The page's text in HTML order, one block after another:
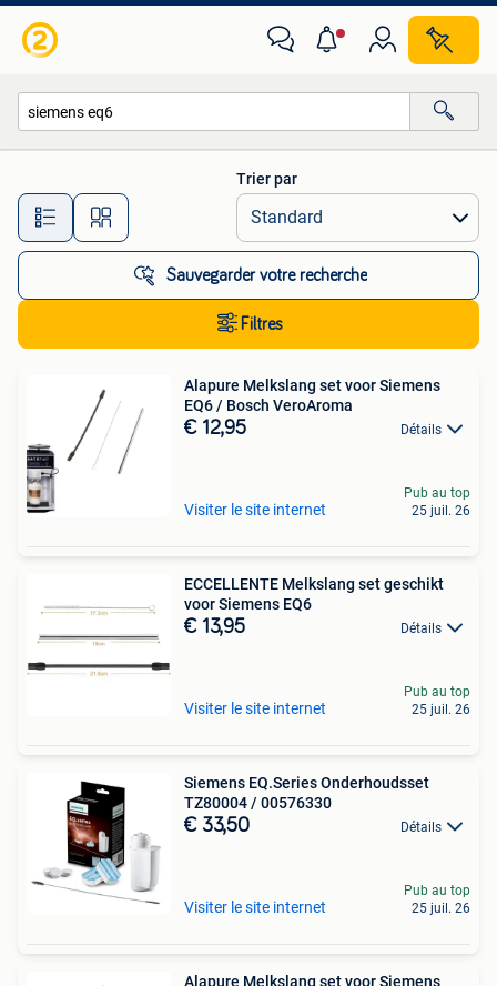
Toutes les distances…
Trier par
Sauvegarder votre recherche
Filtres
Alapure Melkslang set voor Siemens
EQ6 / Bosch VeroAroma
€ 12,95 Détails
Visiter le site internet
Pub au top
25 juil. 26
ECCELLENTE Melkslang set geschikt
voor Siemens EQ6
€ 13,95 Détails
Visiter le site internet
Pub au top
25 juil. 26
Siemens EQ.Series Onderhoudsset
TZ80004 / 00576330
€ 33,50 Détails
Visiter le site internet
Pub au top
25 juil. 26
Alapure Melkslang set voor Siemens